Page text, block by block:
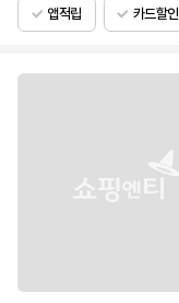
앱적립 카드할인